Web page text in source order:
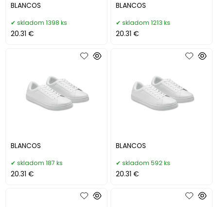
BLANCOS
skladom 1398 ks
20.31 €
BLANCOS
skladom 1213 ks
20.31 €
BLANCOS
skladom 187 ks
20.31 €
BLANCOS
skladom 592 ks
20.31 €